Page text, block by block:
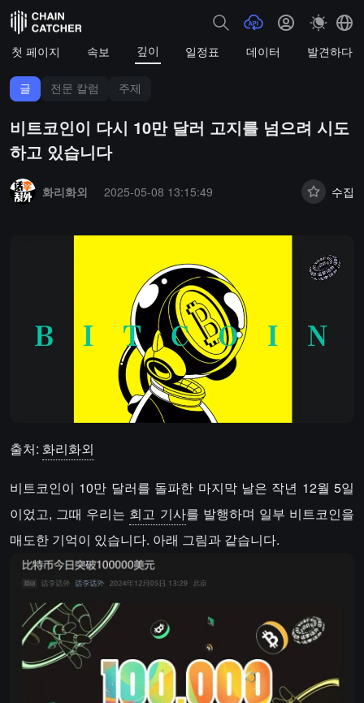
첫 페이지 속보 깊이 일정표 데이터 발견하다
글 전문 칼럼 주제
비트코인이 다시 10만 달러 고지를 넘으려 시도
하고 있습니다
화리화외
2025-05-08 13:15:49 수집
출처: 화리화외
비트코인이 10만 달러를 돌파한 마지막 날은 작년 12월 5일
이었고, 그때 우리는 회고 기사를 발행하며 일부 비트코인을
매도한 기억이 있습니다. 아래 그림과 같습니다.